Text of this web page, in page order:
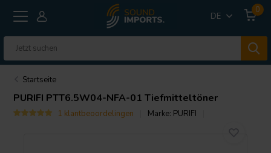
DE
0
Startseite
PURIFI PTT6.5W04-NFA-01 Tiefmitteltöner
1 klantbeoordelingen Marke: PURIFI